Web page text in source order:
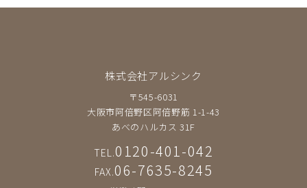
株式会社アルシンク
〒545-6031
大阪市阿倍野区阿倍野筋 1-1-43
あべのハルカス 31F
TEL.0120-401-042
FAX.06-7635-8245